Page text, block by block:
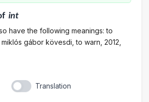
int
have the following meanings: to
gábor kövesdi, to warn, 2012,
Translation